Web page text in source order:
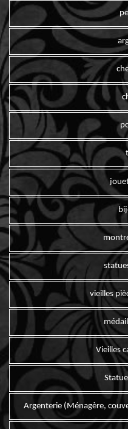
vieilles
Vieilles
Argenterie (Ménagère,